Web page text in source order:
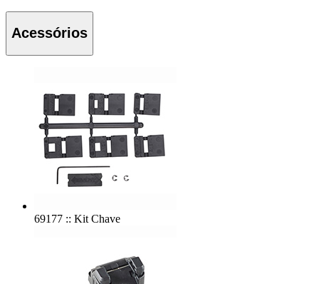
Acessórios
69177 :: Kit Chave